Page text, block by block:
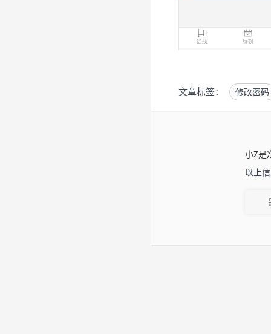
文章标签： 修改密码
小Z是
以上